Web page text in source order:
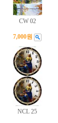
CW 02
7,000원
NCL 25